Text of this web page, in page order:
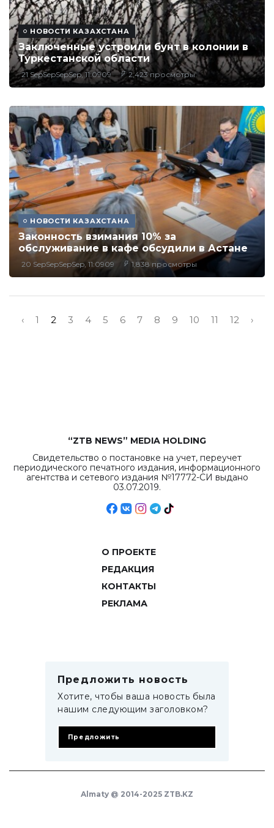
НОВОСТИ КАЗАХСТАНА
Заключенные устроили бунт в колонии в
Туркестанской области
21 SepSepSepSep, 11:0909 2,423 просмотры
НОВОСТИ КАЗАХСТАНА
Законность взимания 10% за
обслуживание в кафе обсудили в Астане
20 SepSepSepSep, 11:0909 1,838 просмотры
‹ 1 2 3 4 5 6 7 8 9 10 11 12 ›
“ZTB NEWS” MEDIA HOLDING
Свидетельство о постановке на учет, переучет
периодического печатного издания, информационного
агентства и сетевого издания №17772-СИ выдано
03.07.2019.
О ПРОЕКТЕ
РЕДАКЦИЯ
КОНТАКТЫ
РЕКЛАМА
Предложить новость
Хотите, чтобы ваша новость была
нашим следующим заголовком?
Предложить
Almaty @ 2014-2025 ZTB.KZ